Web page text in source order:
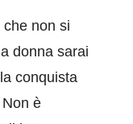
non si
donna sarai
conquista
è